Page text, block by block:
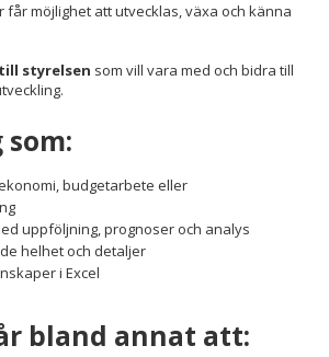
får möjlighet att utvecklas, växa och känna
styrelsen som vill vara med och bidra till
som:
budgetarbete eller
uppföljning, prognoser och analys
helhet och detaljer
i Excel
bland annat att: